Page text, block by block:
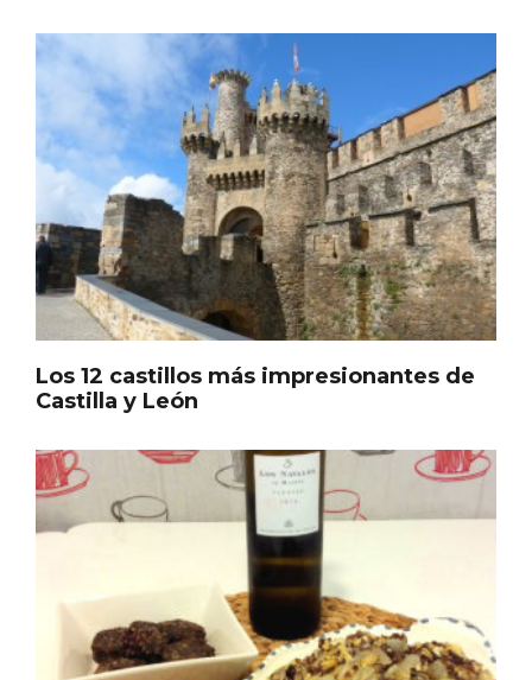
Los 12 castillos más impresionantes de
Castilla y León
Belén segoviano, otra escusa más para
visitar Sepúlveda estas Navidades